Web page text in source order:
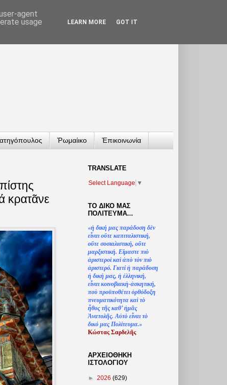
Ῥωμαίικο Ἐπικοινωνία
κρατᾶνε
TRANSLATΕ
Select Language ▼
ΤΟ ΔΙΚΟ ΜΑΣ
ΠΟΛΙΤΕΥΜΑ...
«ἡ δική μας παράδοση δὲν
εἶναι οὔτε καπιταλιστική,
οὔτε σοσιαλιστική, οὔτε
μαρξιστική. Εἴμαστε πιὸ
ἀριστεροὶ καὶ ἀπὸ τὸν πιὸ
ἀριστερό. Γιατίἡ παράδοση
ἡ δική μας, ἡ ἑλληνική,
εἶναι κοινοβιακὴ-ἀσκητική,
ποὺ προϋποθέτει ὀρθόδοξη
πνευματικότητα καὶ τὸ
ἦθος τῆς καθ’ἠμᾶς
Ἀνατολῆς. Αὐτὸ εἶναι τὸ
δικό μας Πολίτευμα.»
Κώστας Σαρδελῆς
ΑΡΧΕΙΟΘΗΚΗ
ΙΣΤΟΛΟΓΙΟΥ
► 2026 (629)
agent
usage
LEARN MORE GOT IT